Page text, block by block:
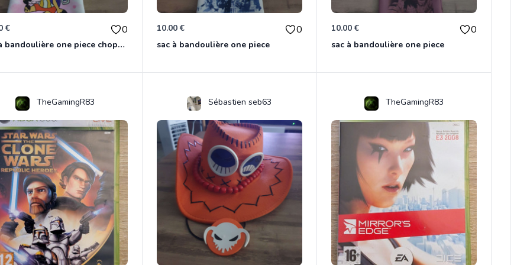
€ 0
sac à bandoulière one piece chopper
10.00 € 0
sac à bandoulière one piece
10.00 € 0
sac à bandoulière one piece
TheGamingR83 Sébastien seb63 TheGamingR83